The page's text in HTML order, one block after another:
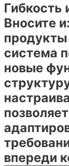
Гибкость
Вносите
система
новые
впереди